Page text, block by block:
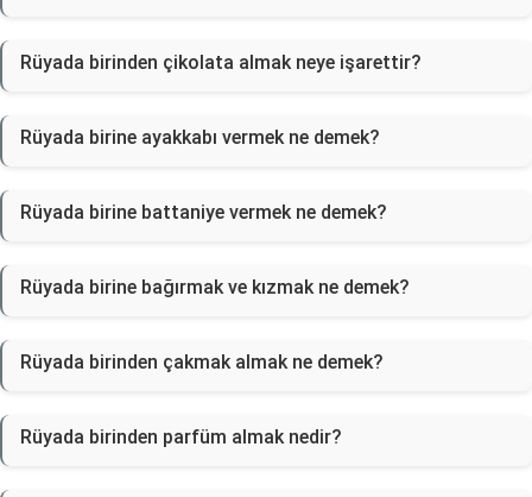
Rüyada birinden çikolata almak neye işarettir?
Rüyada birine ayakkabı vermek ne demek?
Rüyada birine battaniye vermek ne demek?
Rüyada birine bağırmak ve kızmak ne demek?
Rüyada birinden çakmak almak ne demek?
Rüyada birinden parfüm almak nedir?